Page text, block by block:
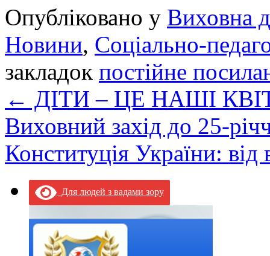
Опубліковано у Виховна
Новини, Соціально-
закладок постійне
← ДІТИ – ЦЕ НАШІ
Виховний захід до 25-
Конституція України:
Для людей з вадами зору